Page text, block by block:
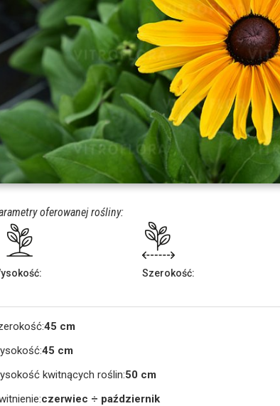
oferowanej rośliny:
Szerokość:
45 cm
45 cm
kwitnących roślin:50 cm
czerwiec ÷ październik